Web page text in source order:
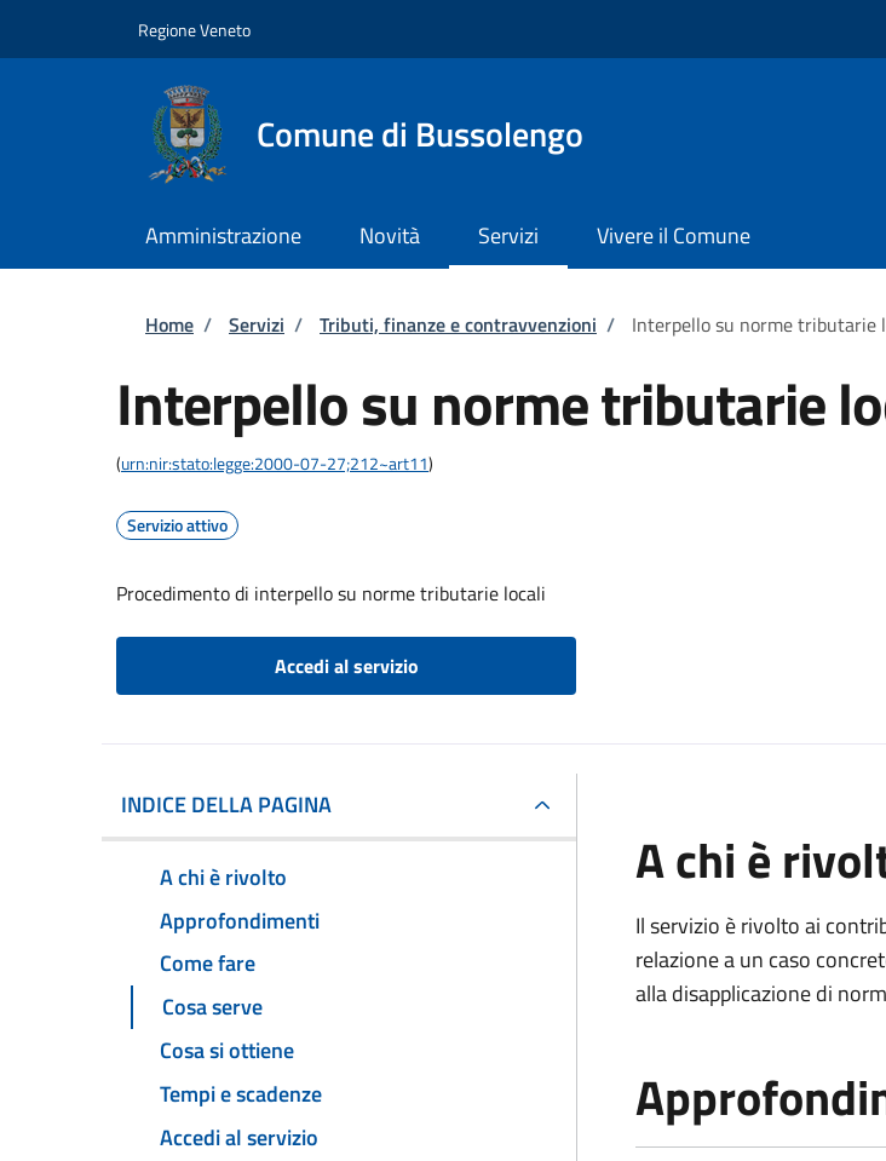
Regione Veneto
Comune di Bussolengo
Amministrazione Novità Servizi Vivere il Comune
Briciole di pane
Home / Servizi / Tributi, finanze e contravvenzioni / Interpello su norme tributarie
Interpello su norme tributarie
(urn:nir:stato:legge:2000-07-27;212~art11)
Servizio attivo
Procedimento di interpello su norme tributarie locali
Accedi al servizio
INDICE DELLA PAGINA
A chi è rivolto
Approfondimenti
Come fare
Cosa serve
Cosa si ottiene
Tempi e scadenze
Accedi al servizio
A chi è
Il servizio è rivolto ai
relazione a un caso
alla disapplicazione di